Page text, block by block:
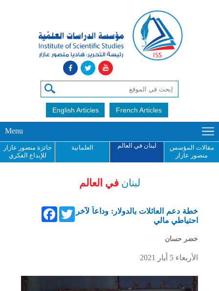
English Articles French Articles
Menu
مقالات المؤسس
منصور عازار
لبنان في العالم العلمانية
جائزة منصور عازار
للإبداع الفكري
لبنان في العالم
FacebookTwitter خطة دعم العائلات بالدولار: وداعاً لآخر
احتياطي مالي
خضر حسان
الأربعاء 5 أيار 2021